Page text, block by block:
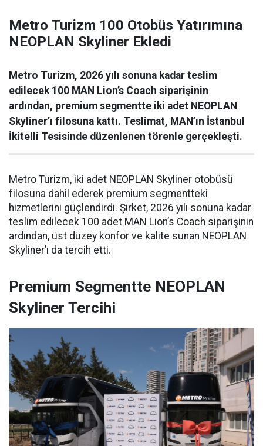
Metro Turizm 100 Otobüs Yatırımına
NEOPLAN Skyliner Ekledi
Metro Turizm, 2026 yılı sonuna kadar teslim
edilecek 100 MAN Lion’s Coach siparişinin
ardından, premium segmentte iki adet NEOPLAN
Skyliner’ı filosuna kattı. Teslimat, MAN’ın İstanbul
İkitelli Tesisinde düzenlenen törenle gerçekleşti.
Metro Turizm, iki adet NEOPLAN Skyliner otobüsü
filosuna dahil ederek premium segmentteki
hizmetlerini güçlendirdi. Şirket, 2026 yılı sonuna kadar
teslim edilecek 100 adet MAN Lion’s Coach siparişinin
ardından, üst düzey konfor ve kalite sunan NEOPLAN
Skyliner’ı da tercih etti.
Premium Segmentte NEOPLAN
Skyliner Tercihi